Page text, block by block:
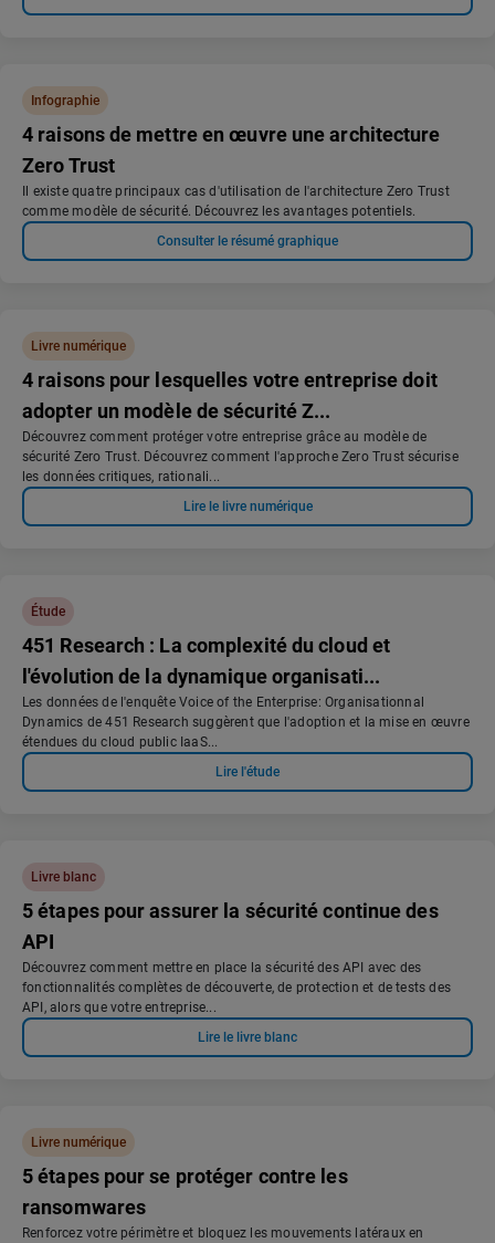
Infographie
4 raisons de mettre en œuvre une architecture
Zero Trust
Il existe quatre principaux cas d'utilisation de l'architecture Zero Trust
comme modèle de sécurité. Découvrez les avantages potentiels.
Consulter le résumé graphique
Livre numérique
4 raisons pour lesquelles votre entreprise doit
adopter un modèle de sécurité Z...
Découvrez comment protéger votre entreprise grâce au modèle de
sécurité Zero Trust. Découvrez comment l'approche Zero Trust sécurise
les données critiques, rationali...
Lire le livre numérique
Étude
451 Research : La complexité du cloud et
l'évolution de la dynamique organisati...
Les données de l'enquête Voice of the Enterprise: Organisationnal
Dynamics de 451 Research suggèrent que l'adoption et la mise en œuvre
étendues du cloud public IaaS...
Lire l'étude
Livre blanc
5 étapes pour assurer la sécurité continue des
API
Découvrez comment mettre en place la sécurité des API avec des
fonctionnalités complètes de découverte, de protection et de tests des
API, alors que votre entreprise...
Lire le livre blanc
Livre numérique
5 étapes pour se protéger contre les
ransomwares
Renforcez votre périmètre et bloquez les mouvements latéraux en